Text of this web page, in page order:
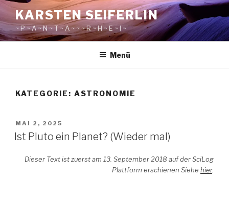
Zum
Inhalt
springen
KARSTEN SEIFERLIN
~ P ~ A ~ N ~ T ~ A ~ ~ ~ R ~ H ~ E ~ I ~
Menü
KATEGORIE: ASTRONOMIE
VERÖFFENTLICHT
AM
MAI 2, 2025
Ist Pluto ein Planet? (Wieder mal)
Dieser Text ist zuerst am 13. September 2018 auf der SciLog
Plattform erschienen Siehe hier.